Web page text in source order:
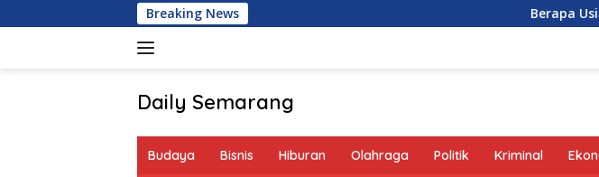
to
Breaking News Berapa Usia Davina
Daily Semarang
HariBudaya Bisnis Hiburan Olahraga Politik Kriminal